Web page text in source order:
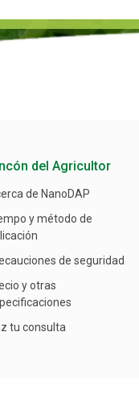
del Agricultor
de NanoDAP
y método de
de seguridad
y otras
tu consulta